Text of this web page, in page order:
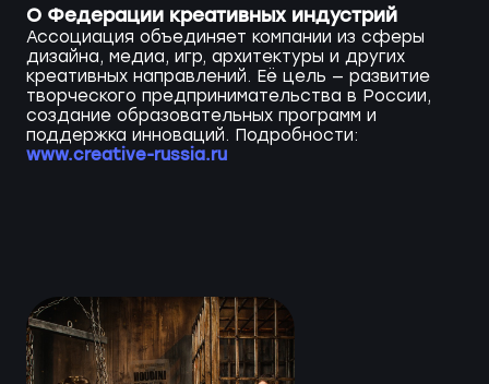
О Федерации креативных индустрий
Ассоциация объединяет компании из сферы
дизайна, медиа, игр, архитектуры и других
креативных направлений. Её цель — развитие
творческого предпринимательства в России,
создание образовательных программ и
поддержка инноваций. Подробности:
www.creative-russia.ru